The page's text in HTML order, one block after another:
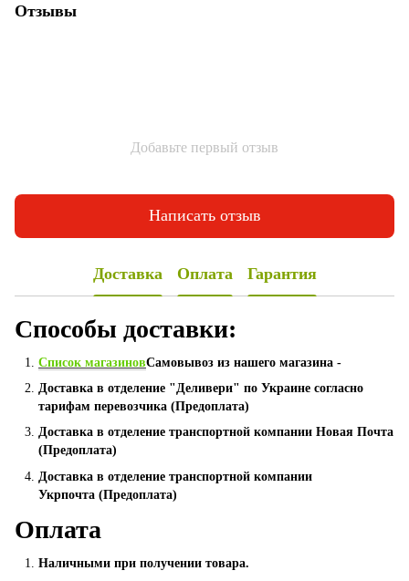
Отзывы
Добавьте первый отзыв
Написать отзыв
Доставка Оплата Гарантия
Способы доставки:
Список магазиновСамовывоз из нашего магазина -
Доставка в отделение "Деливери" по Украине согласно
тарифам перевозчика (Предоплата)
Доставка в отделение транспортной компании Новая Почта
(Предоплата)
Доставка в отделение транспортной компании
Укрпочта (Предоплата)
Оплата
Наличными при получении товара.